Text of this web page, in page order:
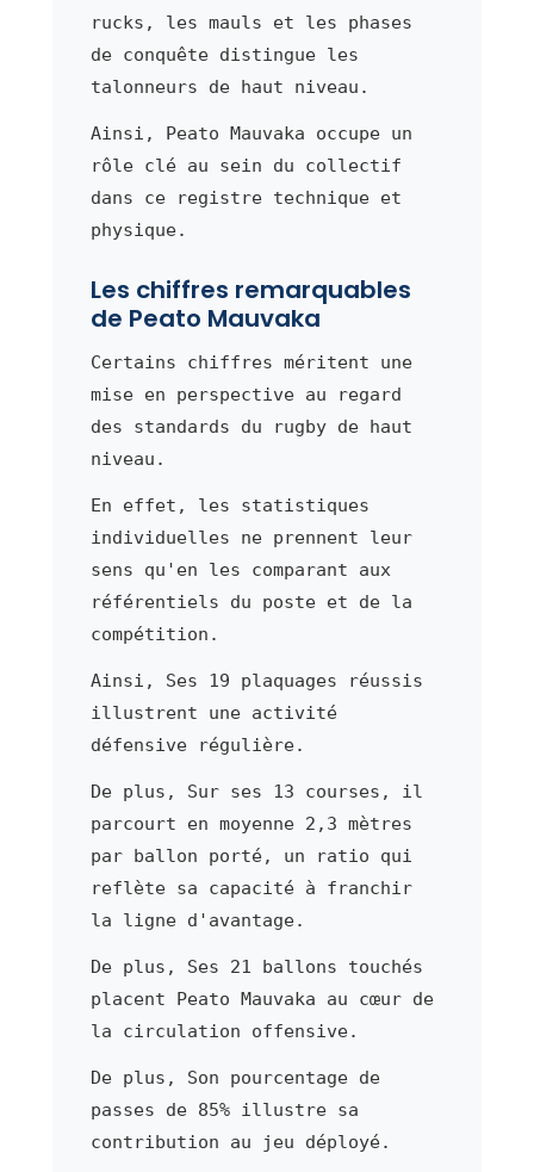
rucks, les mauls et les phases
de conquête distingue les
talonneurs de haut niveau.
Ainsi, Peato Mauvaka occupe un
rôle clé au sein du collectif
dans ce registre technique et
physique.
Les chiffres remarquables
de Peato Mauvaka
Certains chiffres méritent une
mise en perspective au regard
des standards du rugby de haut
niveau.
En effet, les statistiques
individuelles ne prennent leur
sens qu'en les comparant aux
référentiels du poste et de la
compétition.
Ainsi, Ses 19 plaquages réussis
illustrent une activité
défensive régulière.
De plus, Sur ses 13 courses, il
parcourt en moyenne 2,3 mètres
par ballon porté, un ratio qui
reflète sa capacité à franchir
la ligne d'avantage.
De plus, Ses 21 ballons touchés
placent Peato Mauvaka au cœur de
la circulation offensive.
De plus, Son pourcentage de
passes de 85% illustre sa
contribution au jeu déployé.